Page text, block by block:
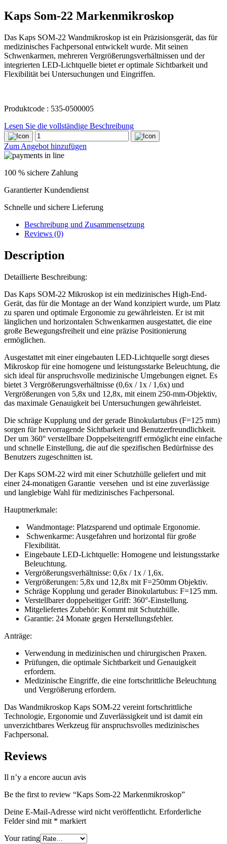
Kaps Som-22 Markenmikroskop
Das Kaps SOM-22 Wandmikroskop ist ein Präzisionsgerät, das für
medizinisches Fachpersonal entwickelt wurde. Mit seinen
Schwenkarmen, mehreren Vergrößerungsverhältnissen und der
integrierten LED-Lichtquelle bietet er optimale Sichtbarkeit und
Flexibilität bei Untersuchungen und Eingriffen.
Produktcode : 535-0500005
Lesen Sie die vollständige Beschreibung
Kaps
Som-
22
Markenmikroskop
quantity
Zum Angebot hinzufügen
100 % sichere Zahlung
Garantierter Kundendienst
Schnelle und sichere Lieferung
Beschreibung und Zusammensetzung
Reviews (0)
Description
Detaillierte Beschreibung:
Das Kaps SOM-22 Mikroskop ist ein medizinisches High-End-
Gerät, das für die Montage an der Wand konzipiert wurde, um Platz
zu sparen und optimale Ergonomie zu gewährleisten. Er ist mit
länglichen und horizontalen Schwenkarmen ausgestattet, die eine
große Bewegungsfreiheit und eine präzise Positionierung
ermöglichen.
Ausgestattet mit einer eingebauten LED-Lichtquelle sorgt dieses
Mikroskop für eine homogene und leistungsstarke Beleuchtung, die
sich ideal für anspruchsvolle medizinische Umgebungen eignet. Es
bietet 3 Vergrößerungsverhältnisse (0,6x / 1x / 1,6x) und
Vergrößerungen von 5,8x und 12,8x, mit einem 250-mm-Objektiv,
das maximale Genauigkeit bei Untersuchungen gewährleistet.
Die schräge Kupplung und der gerade Binokulartubus (F=125 mm)
sorgen für hervorragende Sichtbarkeit und Benutzerfreundlichkeit.
Der um 360° verstellbare Doppelseitengriff ermöglicht eine einfache
und schnelle Einstellung, die auf die spezifischen Bedürfnisse des
Benutzers zugeschnitten ist.
Der Kaps SOM-22 wird mit einer Schutzhülle geliefert und mit
einer 24-monatigen Garantie versehen und ist eine zuverlässige
und langlebige Wahl für medizinisches Fachpersonal.
Hauptmerkmale:
Wandmontage: Platzsparend und optimale Ergonomie.
Schwenkarme: Ausgefahren und horizontal für große
Flexibilität.
Eingebaute LED-Lichtquelle: Homogene und leistungsstarke
Beleuchtung.
Vergrößerungsverhältnisse: 0,6x / 1x / 1,6x.
Vergrößerungen: 5,8x und 12,8x mit F=250mm Objektiv.
Schräge Kopplung und gerader Binokulartubus: F=125 mm.
Verstellbarer doppelseitiger Griff: 360°-Einstellung.
Mitgeliefertes Zubehör: Kommt mit Schutzhülle.
Garantie: 24 Monate gegen Herstellungsfehler.
Anträge:
Verwendung in medizinischen und chirurgischen Praxen.
Prüfungen, die optimale Sichtbarkeit und Genauigkeit
erfordern.
Medizinische Eingriffe, die eine fortschrittliche Beleuchtung
und Vergrößerung erfordern.
Das Wandmikroskop Kaps SOM-22 vereint fortschrittliche
Technologie, Ergonomie und Zuverlässigkeit und ist damit ein
unverzichtbares Werkzeug für anspruchsvolles medizinisches
Fachpersonal.
Reviews
Il n’y a encore aucun avis
Be the first to review “Kaps Som-22 Markenmikroskop”
Deine E-Mail-Adresse wird nicht veröffentlicht. Erforderliche
Felder sind mit * markiert
Your rating